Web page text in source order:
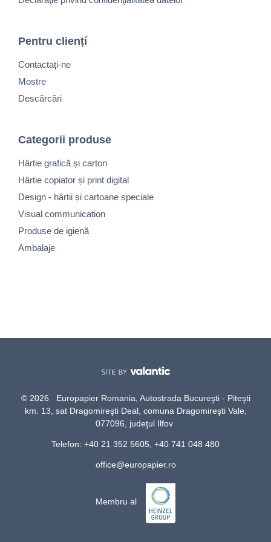
Pentru cliențí
Contactaţi-ne
Mostre
Descărcări
Categorii produse
Hârtie grafică și carton
Hârtie copiator și print digital
Design - hârtii și cartoane speciale
Visual communication
Produse de igienă
Ambalaje
© 2026 Europapier Romania, Autostrada Bucureşti - Piteşti
km. 13, sat Dragomireşti Deal, comuna Dragomireşti Vale,
077096, judeţul Ilfov
Telefon: +40 21 352 5605, +40 741 048 480
office@europapier.ro
Membru al